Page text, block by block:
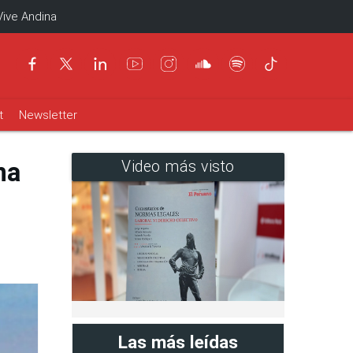
Andina
Newsletter
Video más visto
Las más leídas